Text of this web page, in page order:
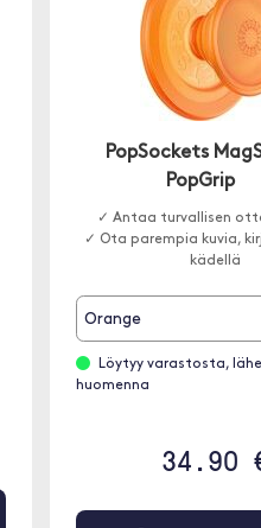
PopSockets
PopGrip
✓ Antaa turvallisen
✓ Ota parempia kuvia,
kädellä
Orange
Löytyy varastosta,
huomenna
34.90